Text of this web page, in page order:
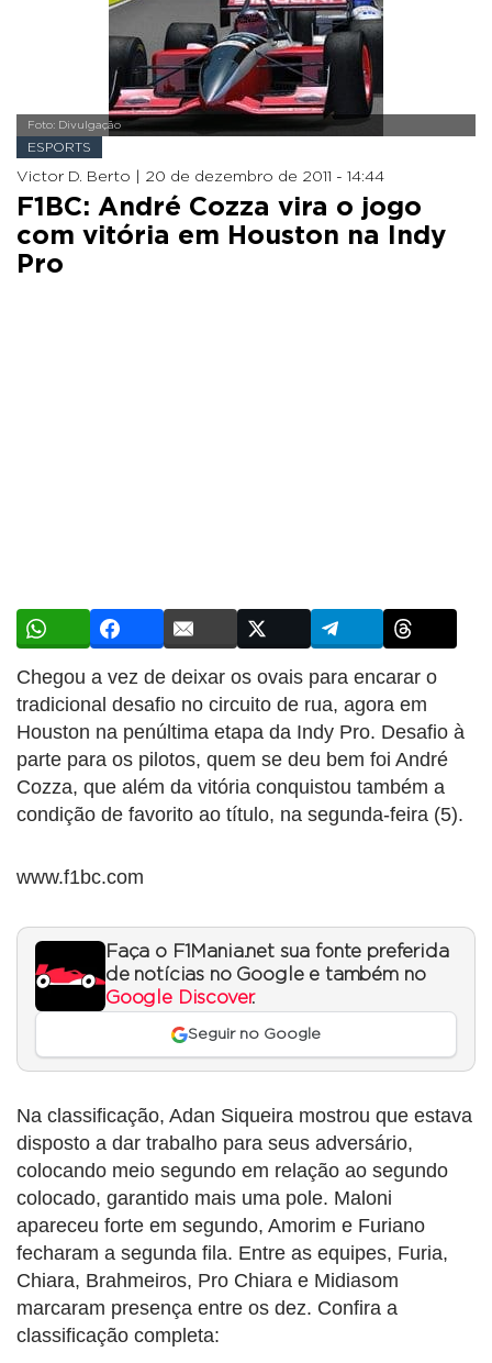
Foto: Divulgação
ESPORTS
Victor D. Berto | 20 de dezembro de 2011 - 14:44
F1BC: André Cozza vira o jogo
com vitória em Houston na Indy
Pro
Chegou a vez de deixar os ovais para encarar o
tradicional desafio no circuito de rua, agora em
Houston na penúltima etapa da Indy Pro. Desafio à
parte para os pilotos, quem se deu bem foi André
Cozza, que além da vitória conquistou também a
condição de favorito ao título, na segunda-feira (5).
www.f1bc.com
Faça o F1Mania.net sua fonte preferida
de notícias no Google e também no
Google Discover.
Seguir no Google
Na classificação, Adan Siqueira mostrou que estava
disposto a dar trabalho para seus adversário,
colocando meio segundo em relação ao segundo
colocado, garantido mais uma pole. Maloni
apareceu forte em segundo, Amorim e Furiano
fecharam a segunda fila. Entre as equipes, Furia,
Chiara, Brahmeiros, Pro Chiara e Midiasom
marcaram presença entre os dez. Confira a
classificação completa: